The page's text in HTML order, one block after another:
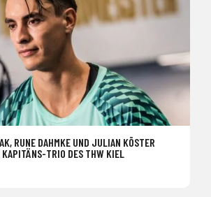
RUNE DAHMKE UND JULIAN KÖSTER
TRIO DES THW KIEL